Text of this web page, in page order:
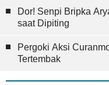
Dor! Senpi Bripka
saat Dipiting
Pergoki Aksi
Tertembak